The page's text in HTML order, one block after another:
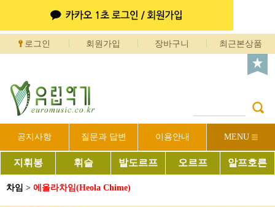
로그인 회원가입 장바구니 최근본상품
공지사항 질문과 답변 이용안내 MENU
지휘봉 휘슬 발도르프 오르프 알프호른
차임 > 에올라차임(Heola Chime)